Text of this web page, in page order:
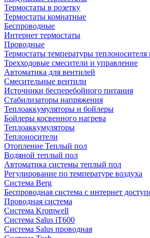
Термостаты в розетку
Термостаты комнатные
Беспроводные
Интернет термостаты
Проводные
Термостаты температуры
Трехходовые смесители и управление
Автоматика для вентилей
Смесительные вентили
Источники бесперебойного питания
Стабилизаторы напряжения
Теплоаккумуляторы и бойлеры
Бойлеры косвенного нагрева
Теплоаккумуляторы
Теплоносители
Отопление Теплый пол
Водяной теплый пол
Автоматика системы теплый пол
Регулирование по температуре воздуха
Система Berg
Беспроводная система с интернет
Проводная система
Система Kromwell
Система Salus iT600
Система Salus проводная